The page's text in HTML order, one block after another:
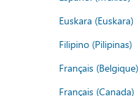
Euskara (Euskara)
Filipino (Pilipinas)
Français (Belgique)
Français (Canada)